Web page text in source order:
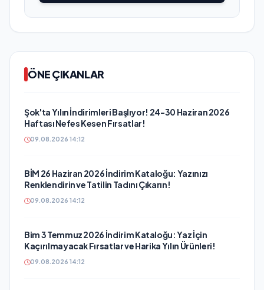
ÖNE ÇIKANLAR
Şok'ta Yılın İndirimleri Başlıyor! 24-30 Haziran 2026
Haftası Nefes Kesen Fırsatlar!
09.08.2026 14:12
BİM 26 Haziran 2026 İndirim Kataloğu: Yazınızı
Renklendirin ve Tatilin Tadını Çıkarın!
09.08.2026 14:12
Bim 3 Temmuz 2026 İndirim Kataloğu: Yaz İçin
Kaçırılmayacak Fırsatlar ve Harika Yılın Ürünleri!
09.08.2026 14:12